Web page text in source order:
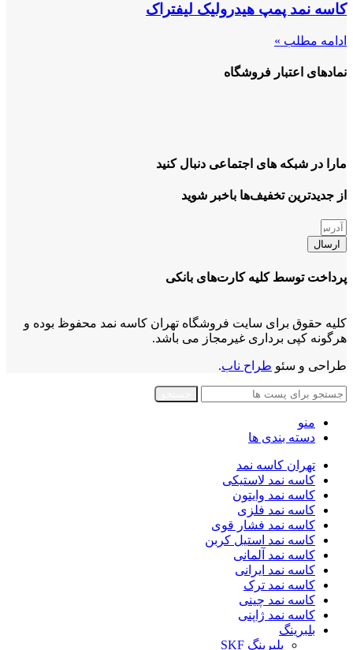
کاسه نمد پمپ هیدرولیک لیفتراک
ادامه مطلب »
نمادهای اعتبار فروشگاه
مارا در شبکه های اجتماعی دنبال کنید
از جدیدترین تخفیف‌ها باخبر شوید
ارسال
پرداخت توسط کلیه کارت‌های بانکی
کلیه حقوق برای سایت فروشگاه تهران کاسه نمد محفوظ بوده و
هرگونه کپی برداری غیرمجاز می باشد.
طراحی و سئو طراح ناب.
منو
دسته بندی ها
تهران کاسه نمد
کاسه نمد لاستیکی
کاسه نمد وایتون
کاسه نمد فلزی
کاسه نمد فشار قوی
کاسه نمد استیل کربن
کاسه نمد آلمانی
کاسه نمد ایرانی
کاسه نمد ترک
کاسه نمد چینی
کاسه نمد ژاپنی
بلبرینگ
بلبرینگ SKF